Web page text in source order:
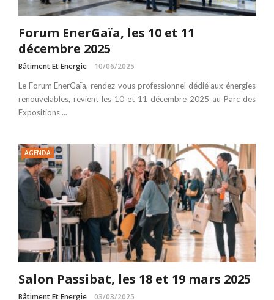
Forum EnerGaïa, les 10 et 11
décembre 2025
Bâtiment Et Energie 10/06/2025
Le Forum EnerGaïa, rendez-vous professionnel dédié aux énergies
renouvelables, revient les 10 et 11 décembre 2025 au Parc des
Expositions ...
AGENDA
Salon Passibat, les 18 et 19 mars 2025
Bâtiment Et Energie 03/03/2025